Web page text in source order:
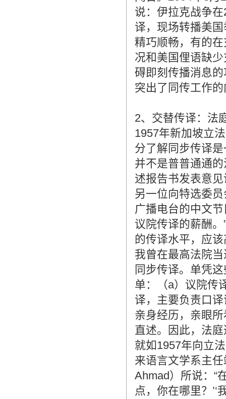
说：伊拉克战争
译，现场转播美
精巧顺畅，有的
况和美国俚语缺
碍即刻传播消息
突出了同传工作
2、交替传译：法
1957年新加坡立
分了解同步传译
并不是普普通通
述报告书发表意
另一位向特选委
广播电台的中文
议院传译的薪酬
的传译水平，应
我曾在最高法院
同步传译。单凭
单：（a）议院传
译，主要负责口
亲身经历，亲眼
直述。因此，法
就如1957年向立
来语言文学系主
Ahmad）所说：“
点，你在哪里？